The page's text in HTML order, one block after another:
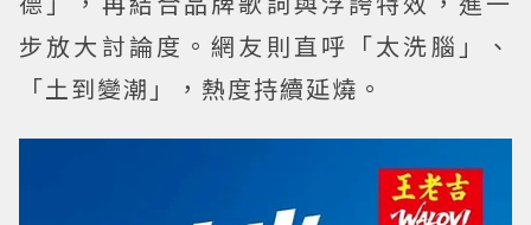
步放大討論度。網友則直呼「太洗腦」、
「土到變潮」，熱度持續延燒。